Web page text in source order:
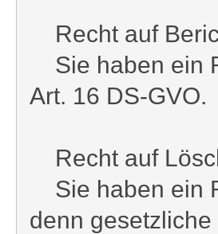
Recht auf
Sie haben ein
Art. 16 DS-GVO.
Recht auf
Sie haben ein
denn